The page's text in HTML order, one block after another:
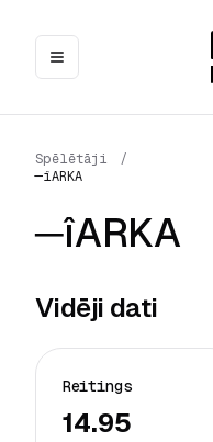
Spēlētāji
/
─îARKA
─îARKA
Vidēji dati
Reitings
14.95